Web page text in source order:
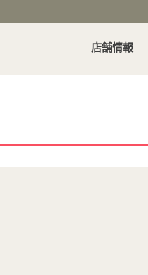
店舗情報